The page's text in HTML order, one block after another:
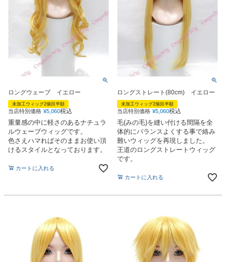
ロングウェーブ イエロー
未加工ウィッグ2個目半額
当店特別価格 ¥5,060税込
重量感の中に軽さのあるナチュラ
ルウェーブウィッグです。
色さえハマればそのままお使い頂
けるスタイルとなっております。
カートに入れる
ロングストレート(80cm) イエロー
未加工ウィッグ2個目半額
当店特別価格 ¥5,060税込
毛(みの毛)を縫い付ける間隔を全
体的にバランスよくする事で絡み
難いウィッグを再現しました。
王道のロングストレートウィッグ
です。
カートに入れる